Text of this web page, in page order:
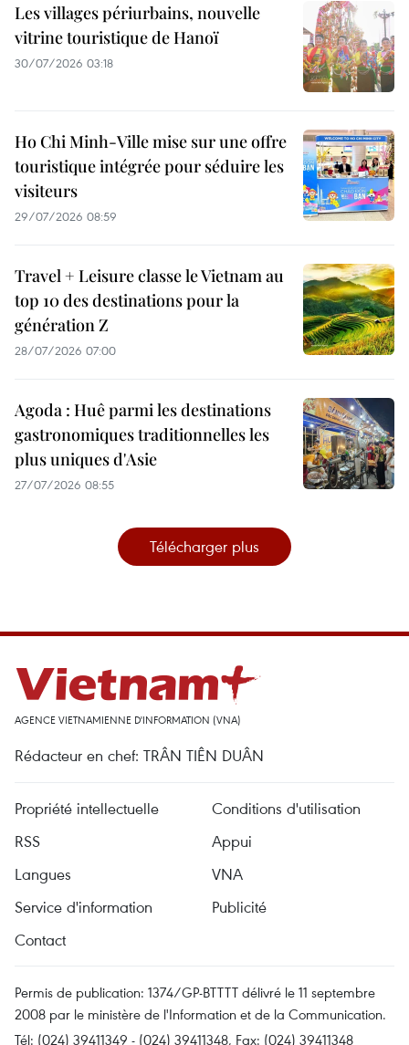
Les villages périurbains, nouvelle
vitrine touristique de Hanoï
30/07/2026 03:18
Ho Chi Minh-Ville mise sur une offre
touristique intégrée pour séduire les
visiteurs
29/07/2026 08:59
Travel + Leisure classe le Vietnam au
top 10 des destinations pour la
génération Z
28/07/2026 07:00
Agoda : Huê parmi les destinations
gastronomiques traditionnelles les
plus uniques d'Asie
27/07/2026 08:55
Télécharger plus
AGENCE VIETNAMIENNE D'INFORMATION (VNA)
Rédacteur en chef: TRÂN TIÊN DUÂN
Propriété intellectuelle
Conditions d'utilisation
RSS
Appui
Langues
VNA
Service d'information
Publicité
Contact
Permis de publication: 1374/GP-BTTTT délivré le 11 septembre
2008 par le ministère de l'Information et de la Communication.
Tél: (024) 39411349 - (024) 39411348, Fax: (024) 39411348